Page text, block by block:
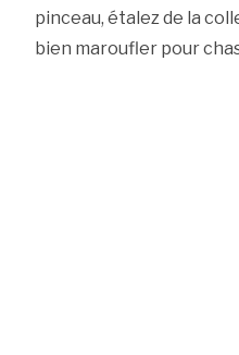
pinceau, étalez de la
bien maroufler pour